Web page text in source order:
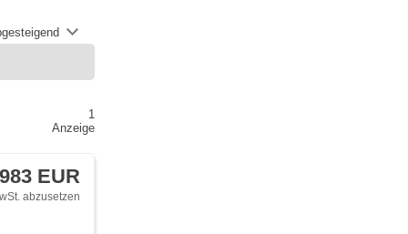
1
Anzeige
EUR
abzusetzen